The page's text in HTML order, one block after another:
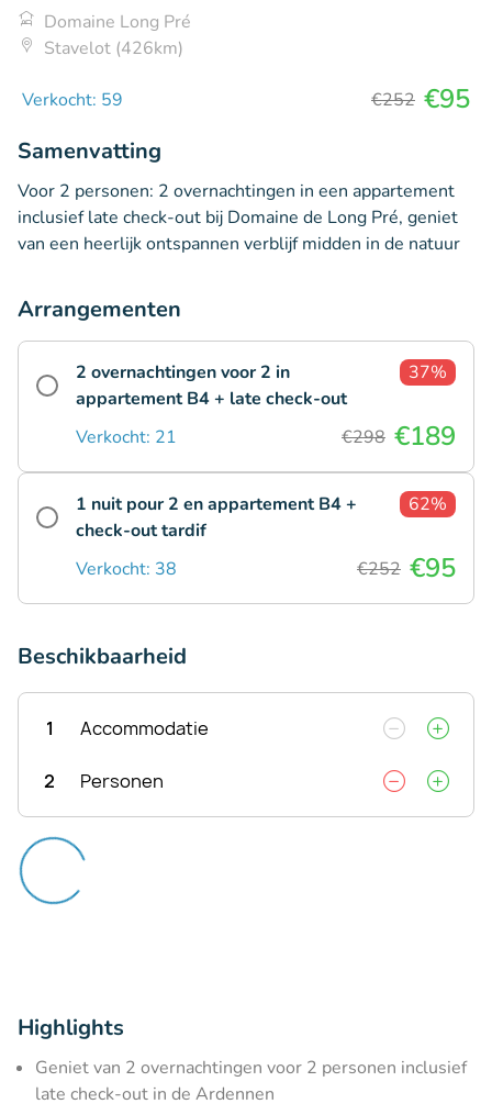
Domaine Long Pré
Stavelot (426km)
Verkocht: 59 €252 €95
Samenvatting
Voor 2 personen: 2 overnachtingen in een appartement
inclusief late check-out bij Domaine de Long Pré, geniet
van een heerlijk ontspannen verblijf midden in de natuur
Arrangementen
2 overnachtingen voor 2 in
appartement B4 + late check-out
37%
Verkocht: 21 €298 €189
1 nuit pour 2 en appartement B4 +
check-out tardif
62%
Verkocht: 38 €252 €95
Beschikbaarheid
1 Accommodatie
2 Personen
Highlights
Geniet van 2 overnachtingen voor 2 personen inclusief
late check-out in de Ardennen